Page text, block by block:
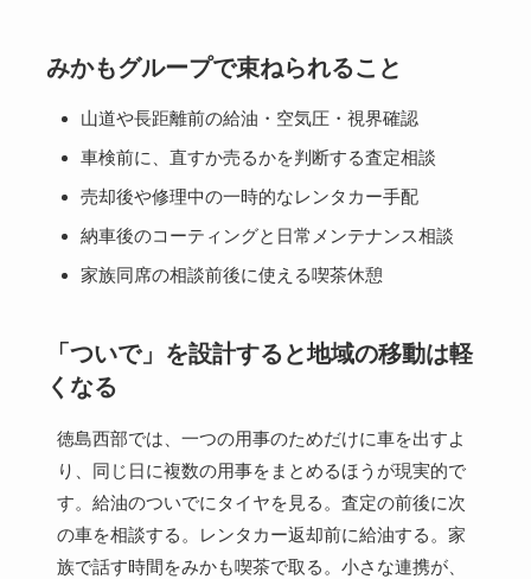
みかもグループで束ねられること
山道や長距離前の給油・空気圧・視界確認
車検前に、直すか売るかを判断する査定相談
売却後や修理中の一時的なレンタカー手配
納車後のコーティングと日常メンテナンス相談
家族同席の相談前後に使える喫茶休憩
「ついで」を設計すると地域の移動は軽
くなる
徳島西部では、一つの用事のためだけに車を出すよ
り、同じ日に複数の用事をまとめるほうが現実的で
す。給油のついでにタイヤを見る。査定の前後に次
の車を相談する。レンタカー返却前に給油する。家
族で話す時間をみかも喫茶で取る。小さな連携が、